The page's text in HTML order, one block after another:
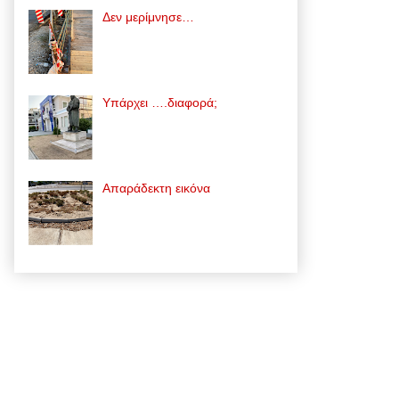
Δεν μερίμνησε…
Υπάρχει ….διαφορά;
Απαράδεκτη εικόνα